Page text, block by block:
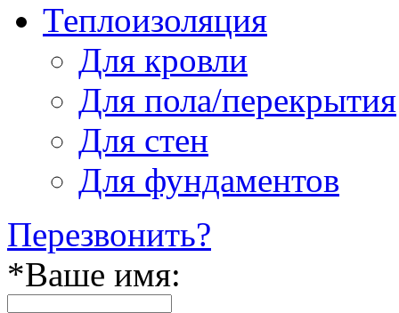
Теплоизоляция
Для кровли
Для пола/перекрытия
Для стен
Для фундаментов
Перезвонить?
*Ваше имя: